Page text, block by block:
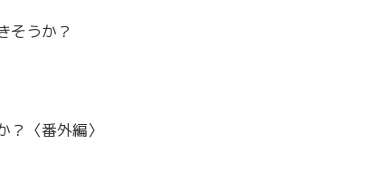
そうか？
〈番外編〉